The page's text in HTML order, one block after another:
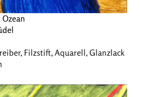
Filzstift, Aquarell, Glanzlack